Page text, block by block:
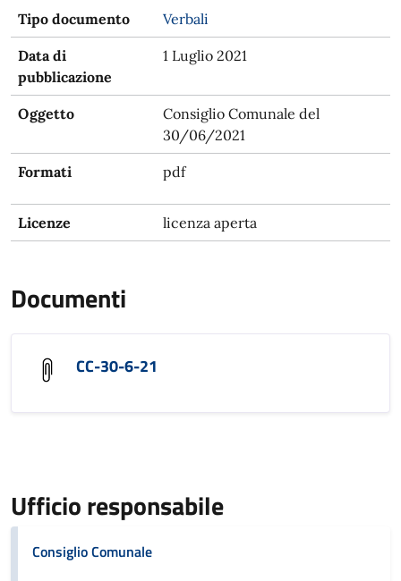
Tipo documento Verbali
Data di
pubblicazione
1 Luglio 2021
Oggetto
Consiglio Comunale del
30/06/2021
Formati pdf
Licenze licenza aperta
Documenti
CC-30-6-21
Ufficio responsabile
Consiglio Comunale